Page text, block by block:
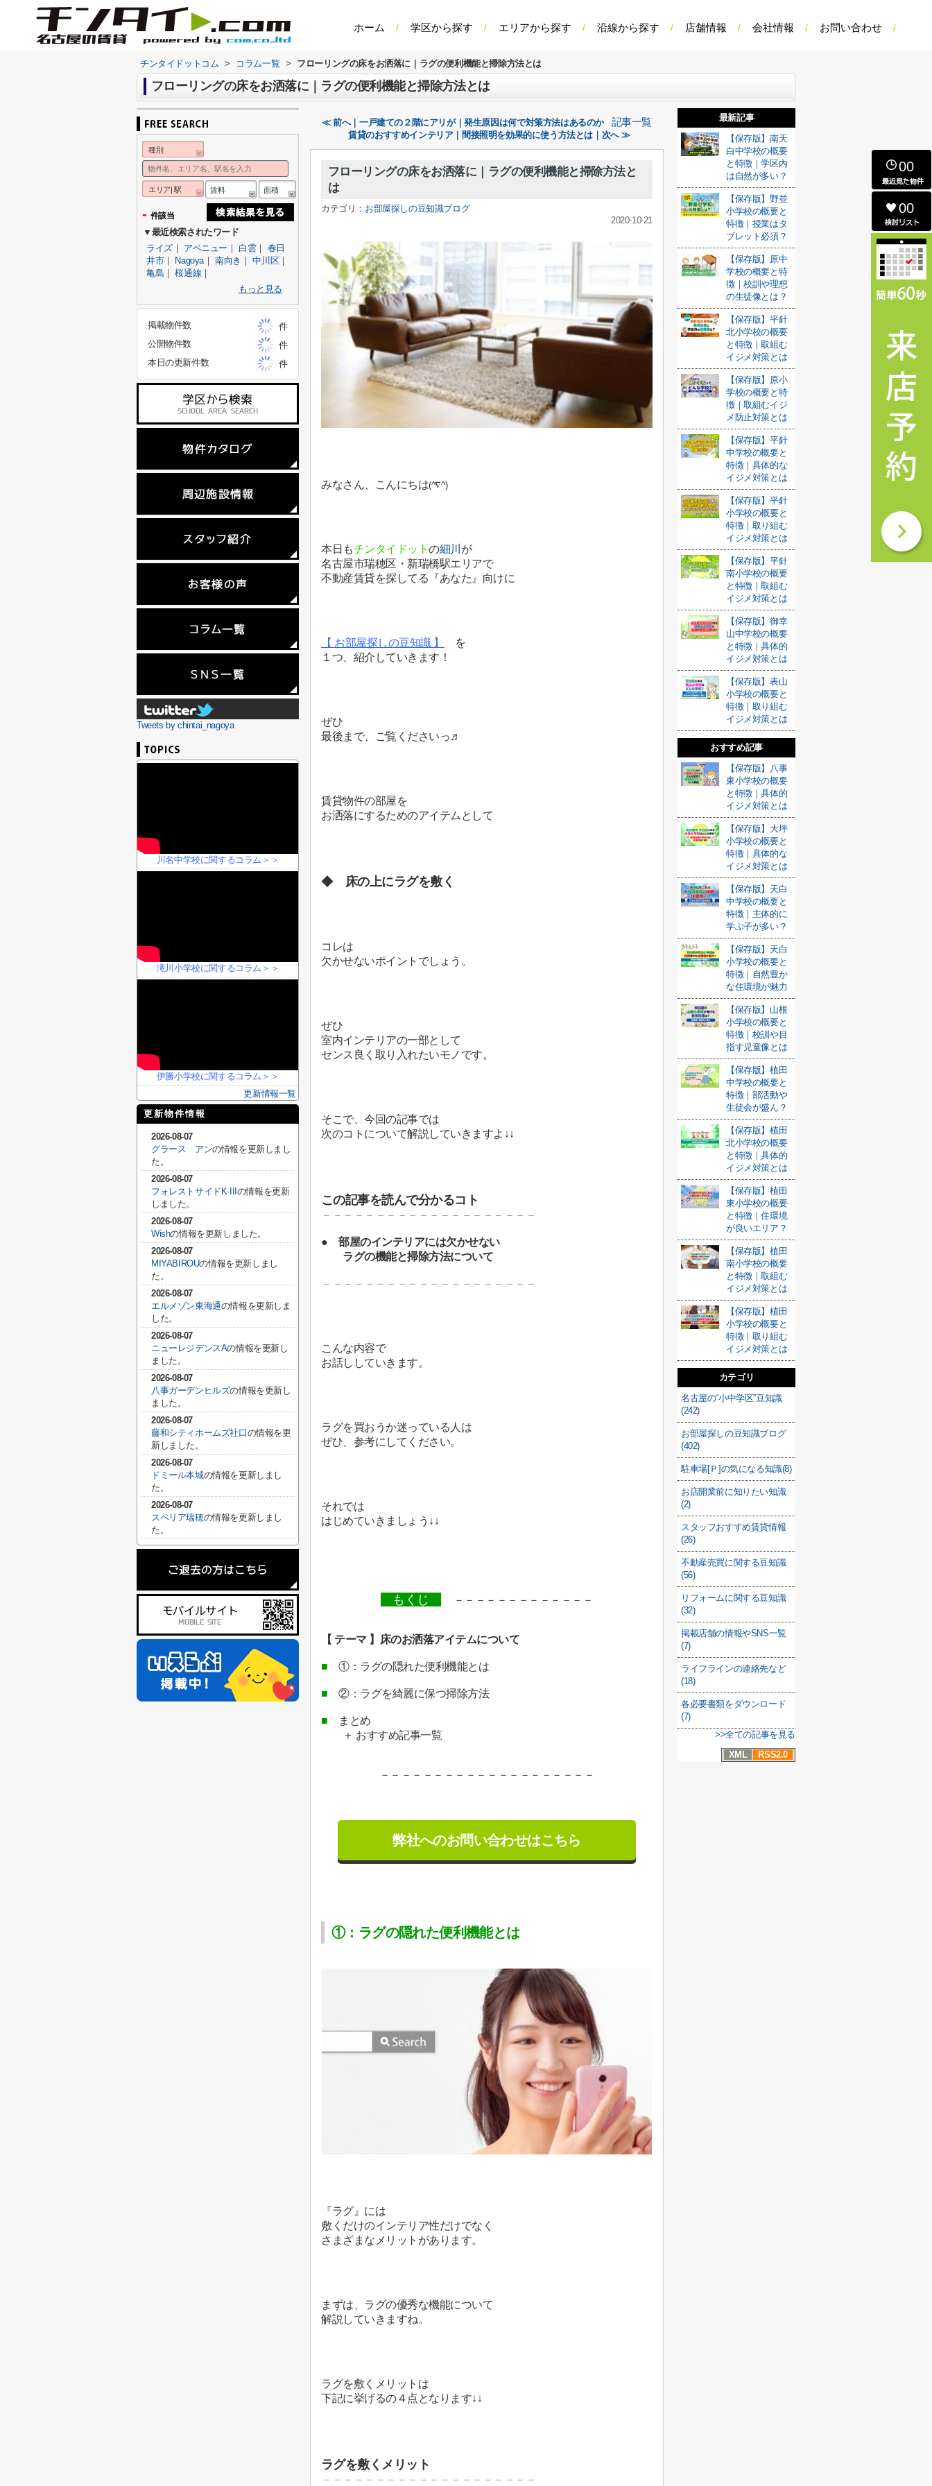
ホーム 学区から探す エリアから探す 沿線から探す 店舗情報 会社情報 お問い合わせ
チンタイドットコム > コラム一覧 > フローリングの床をお洒落に｜ラグの便利機能と掃除方法とは
フローリングの床をお洒落に｜ラグの便利機能と掃除方法とは
≪ 前へ｜一戸建ての２階にアリが｜発生原因は何で対策方法はあるのか 記事一覧
賃貸のおすすめインテリア｜間接照明を効果的に使う方法とは｜次へ ≫
フローリングの床をお洒落に｜ラグの便利機能と掃除方法と
は
カテゴリ： お部屋探しの豆知識ブログ
2020-10-21
みなさん、こんにちは(^∇^)
本日もチンタイドットの細川 が
名古屋市瑞穂区・新瑞橋駅エリアで
不動産賃貸を探してる『あなた』向けに
【 お部屋探しの豆知識 】
を
１つ、紹介していきます！
ぜひ
最後まで、ご覧くださいっ♬
賃貸物件の部屋を
お洒落にするためのアイテムとして
◆ 床の上にラグを敷く
コレは
欠かせないポイントでしょう。
ぜひ
室内インテリアの一部として
センス良く取り入れたいモノです。
そこで、今回の記事では
次のコトについて解説していきますよ↓↓
この記事を読んで分かるコト
－－－－－－－－－－－－－－－－－－－－
●部屋のインテリアには欠かせない
ラグの機能と掃除方法について
－－－－－－－－－－－－－－－－－－－－
こんな内容で
お話ししていきます。
ラグを買おうか迷っている人は
ぜひ、参考にしてください。
それでは
はじめていきましょう↓↓
もくじ －－－－－－－－－－－－－
【 テーマ 】床のお洒落アイテムについて
■ ①：ラグの隠れた便利機能とは
■ ②：ラグを綺麗に保つ掃除方法
■ まとめ
＋ おすすめ記事一覧
－－－－－－－－－－－－－－－－－－－－
弊社へのお問い合わせはこちら
①：ラグの隠れた便利機能とは
『ラグ』には
敷くだけのインテリア性だけでなく
さまざまなメリットがあります。
まずは、 ラグの優秀な機能について
解説していきますね。
ラグを敷くメリットは
下記に挙げるの４点となります↓↓
ラグを敷くメリット
－－－－－－－－－－－－－－－－－－－－
最新記事
【保存版】南天
白中学校の概要
と特徴｜学区内
は自然が多い？
【保存版】野並
小学校の概要と
特徴｜授業はタ
ブレット必須？
【保存版】原中
学校の概要と特
徴｜校訓や理想
の生徒像とは？
【保存版】平針
北小学校の概要
と特徴｜取組む
イジメ対策とは
【保存版】原小
学校の概要と特
徴｜取組むイジ
メ防止対策とは
【保存版】平針
中学校の概要と
特徴｜具体的な
イジメ対策とは
【保存版】平針
小学校の概要と
特徴｜取り組む
イジメ対策とは
【保存版】平針
南小学校の概要
と特徴｜取組む
イジメ対策とは
【保存版】御幸
山中学校の概要
と特徴｜具体的
イジメ対策とは
【保存版】表山
小学校の概要と
特徴｜取り組む
イジメ対策とは
おすすめ記事
【保存版】八事
東小学校の概要
と特徴｜具体的
イジメ対策とは
【保存版】大坪
小学校の概要と
特徴｜具体的な
イジメ対策とは
【保存版】天白
中学校の概要と
特徴｜主体的に
学ぶ子が多い？
【保存版】天白
小学校の概要と
特徴｜自然豊か
な住環境が魅力
【保存版】山根
小学校の概要と
特徴｜校訓や目
指す児童像とは
【保存版】植田
中学校の概要と
特徴｜部活動や
生徒会が盛ん？
【保存版】植田
北小学校の概要
と特徴｜具体的
イジメ対策とは
【保存版】植田
東小学校の概要
と特徴｜住環境
が良いエリア？
【保存版】植田
南小学校の概要
と特徴｜取組む
イジメ対策とは
【保存版】植田
小学校の概要と
特徴｜取り組む
イジメ対策とは
カテゴリ
名古屋の“小中学区”豆知識
(242)
お部屋探しの豆知識ブログ
(402)
駐車場[Ｐ]の気になる知識(8)
お店開業前に知りたい知識
(2)
スタッフおすすめ賃貸情報
(26)
不動産売買に関する豆知識
(56)
リフォームに関する豆知識
(32)
掲載店舗の情報やSNS一覧
(7)
ライフラインの連絡先など
(18)
各必要書類をダウンロード
(7)
>>全ての記事を見る
XML
RSS2.0
種別
エリア| 駅 賃料 面積
- 件該当
▼最近検索されたワード
ライズ｜ アベニュー ｜ 白雲｜ 春日
井市｜ Nagoya｜南向き ｜中川区｜
亀島 ｜桜通線 ｜
もっと見る
掲載物件数
件
公開物件数
件
本日の更新件数
件
Tweets by chintai_nagoya
川名中学校に関するコラム＞＞
滝川小学校に関するコラム＞＞
伊勝小学校に関するコラム＞＞
更新情報一覧
更新物件情報
2026-08-07
グラース アンの情報を更新しまし
た。
2026-08-07
フォレストサイドK-III の情報を更新
しました。
2026-08-07
Wishの情報を更新しました。
2026-08-07
MIYABIROUの情報を更新しまし
た。
2026-08-07
エルメゾン東海通の情報を更新しま
した。
2026-08-07
ニューレジデンスAの情報を更新し
ました。
2026-08-07
八事ガーデンヒルズの情報を更新し
ました。
2026-08-07
藤和シティホームズ社口の情報を更
新しました。
2026-08-07
ドミール本城の情報を更新しまし
た。
2026-08-07
スペリア瑞穂の情報を更新しまし
た。
00
00